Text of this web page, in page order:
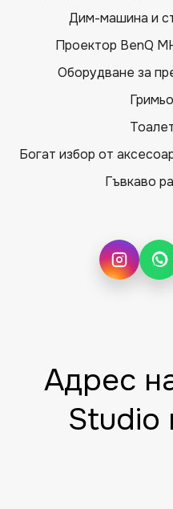
Дим-машина и
Проектор BenQ
Оборудване за
Богат избор от
Гъвкаво
Адрес
Studio